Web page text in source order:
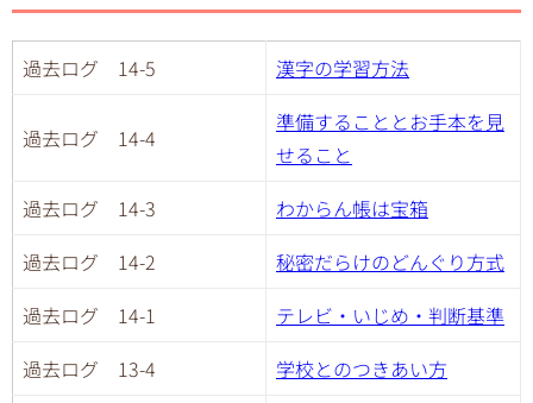
過去ログ 14-5 漢字の学習方法
過去ログ 14-4
準備することとお手本を見
せること
過去ログ 14-3
わからん帳は宝箱
過去ログ 14-2
秘密だらけのどんぐり方式
過去ログ 14-1
テレビ・いじめ・判断基準
過去ログ 13-4
学校とのつきあい方